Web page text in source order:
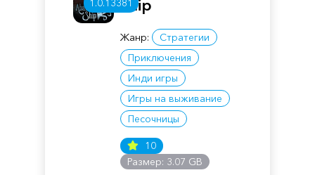
1.0.13381Ship
Жанр:
Стратегии
Приключения
Инди игры
Игры на выживание
Песочницы
10
Размер: 3.07 GB